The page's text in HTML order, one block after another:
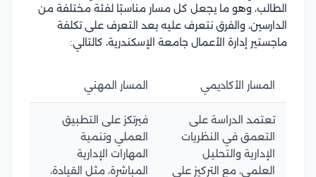
الطالب، وهو ما يجعل كل مسار مناسبًا لفئة مختلفة من
الدارسين، والفرق نتعرف عليه بعد التعرف على تكلفة
ماجستير إدارة الأعمال جامعة الإسكندرية، كالتالي:
المسار الأكاديمي المسار المهني
تعتمد الدراسة على
التعمق في النظريات
الإدارية والتحليل
العلمي، مع التركيز على
فيرتكز على التطبيق
العملي وتنمية
المهارات الإدارية
المباشرة، مثل القيادة،